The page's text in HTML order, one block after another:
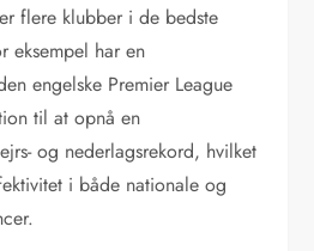
flere klubber i de bedste
eksempel har en
engelske Premier League
til at opnå en
og nederlagsrekord, hvilket
i både nationale og